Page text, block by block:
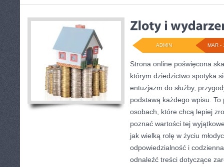
MAR -
ADMIN
Strona online poświęcona
którym dziedzictwo spotyka
entuzjazm do służby,
podstawą każdego wpisu.
osobach, które chcą lepiej
poznać wartości tej
jak wielką rolę w życiu
odpowiedzialność i
odnaleźć treści dotyczące